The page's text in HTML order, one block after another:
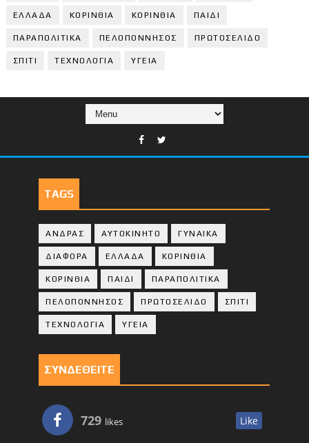
ΕΛΛΑΔΑ ΚΟΡΙΝΘΙΑ ΚΟΡΙΝΘΙA ΠΑΙΔΙ
ΠΑΡΑΠΟΛΙΤΙΚΑ ΠΕΛΟΠΟΝΝΗΣΟΣ ΠΡΩΤΟΣΕΛΙΔΟ
ΣΠΙΤΙ ΤΕΧΝΟΛΟΓΙΑ ΥΓΕΙΑ
TAGS
ΑΝΔΡΑΣ ΑΥΤΟΚΙΝΗΤΟ ΓΥΝΑΙΚΑ
ΔΙΑΦΟΡΑ ΕΛΛΑΔΑ ΚΟΡΙΝΘΙΑ
ΚΟΡΙΝΘΙA ΠΑΙΔΙ ΠΑΡΑΠΟΛΙΤΙΚΑ
ΠΕΛΟΠΟΝΝΗΣΟΣ ΠΡΩΤΟΣΕΛΙΔΟ ΣΠΙΤΙ
ΤΕΧΝΟΛΟΓΙΑ ΥΓΕΙΑ
ΣΥΝΔΕΘΕΙΤΕ
729 likes Like